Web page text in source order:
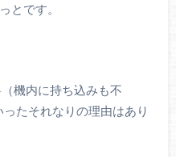
とです。
機内に持ち込みも不
たそれなりの理由はあり